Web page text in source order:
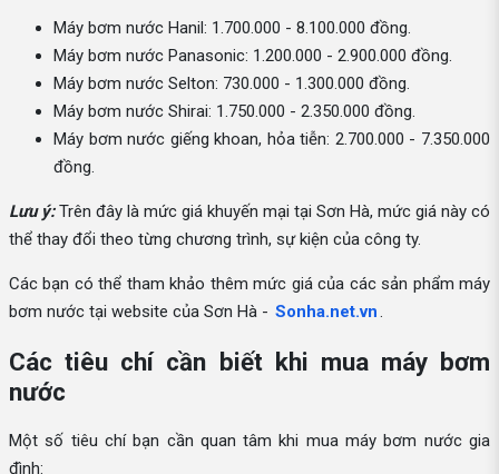
Máy bơm nước Hanil: 1.700.000 - 8.100.000 đồng.
Máy bơm nước Panasonic: 1.200.000 - 2.900.000 đồng.
Máy bơm nước Selton: 730.000 - 1.300.000 đồng.
Máy bơm nước Shirai: 1.750.000 - 2.350.000 đồng.
Máy bơm nước giếng khoan, hỏa tiễn: 2.700.000 - 7.350.000
đồng.
Lưu ý:Trên đây là mức giá khuyến mại tại Sơn Hà, mức giá này có
thể thay đổi theo từng chương trình, sự kiện của công ty.
Các bạn có thể tham khảo thêm mức giá của các sản phẩm máy
bơm nước tại website của Sơn Hà - Sonha.net.vn.
Các tiêu chí cần biết khi mua máy bơm
nước
Một số tiêu chí bạn cần quan tâm khi mua máy bơm nước gia
đình: